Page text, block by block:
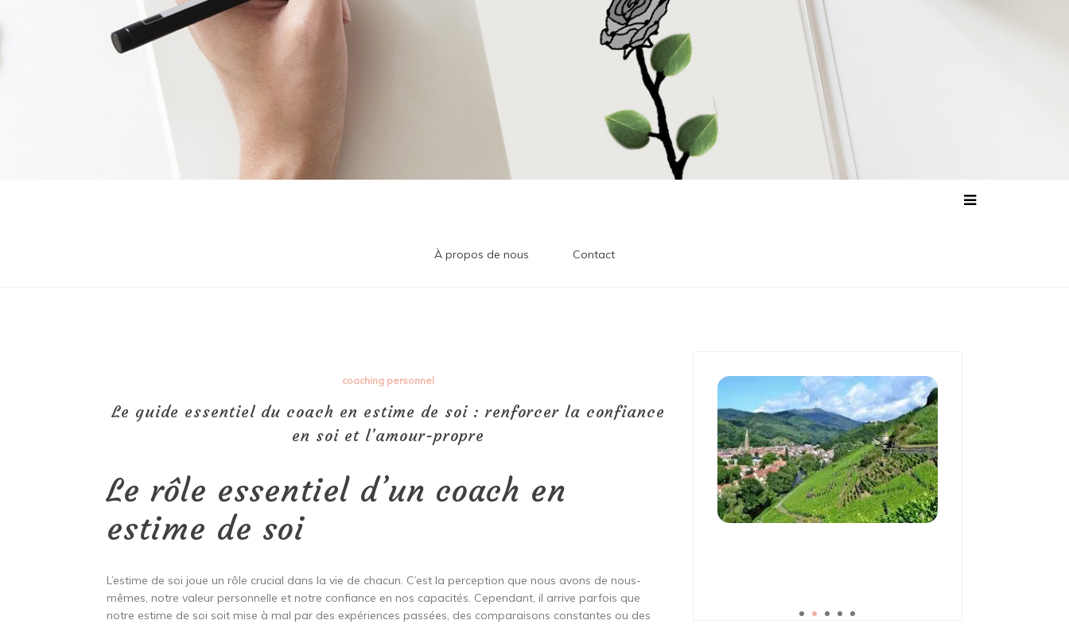
À propos de nous Contact
coaching personnel
Le guide essentiel du coach en estime de soi : renforcer la confiance
en soi et l’amour-propre
Le rôle essentiel d’un coach en
estime de soi
L’estime de soi joue un rôle crucial dans la vie de chacun. C’est la perception que nous avons de nous-
mêmes, notre valeur personnelle et notre confiance en nos capacités. Cependant, il arrive parfois que
notre estime de soi soit mise à mal par des expériences passées, des comparaisons constantes ou des